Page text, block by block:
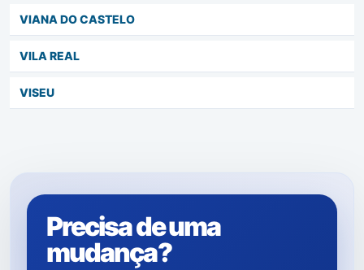
VIANA DO CASTELO
VILA REAL
VISEU
Precisa de uma
mudança?